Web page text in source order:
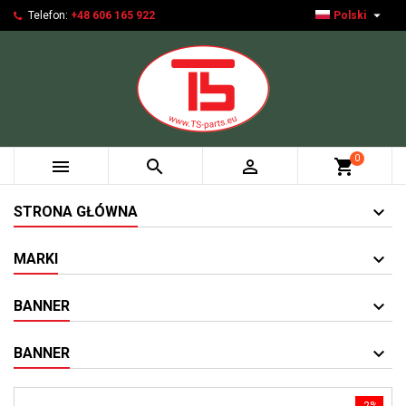
Telefon: +48 606 165 922 Polski 
   shopping_cart0
STRONA GŁÓWNA
MARKI
BANNER
BANNER